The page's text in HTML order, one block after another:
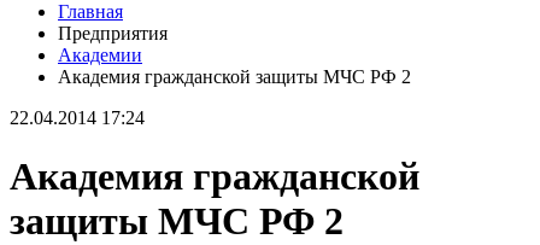
Главная
Предприятия
Академии
Академия гражданской защиты МЧС РФ 2
22.04.2014 17:24
Академия гражданской
защиты МЧС РФ 2